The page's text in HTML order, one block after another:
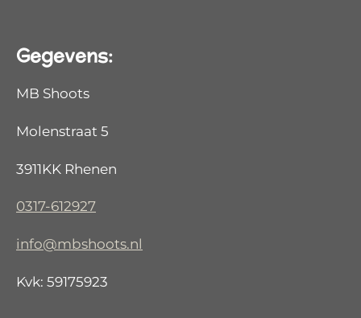
Gegevens:
MB Shoots
Molenstraat 5
3911KK Rhenen
0317-612927
info@mbshoots.nl
Kvk: 59175923